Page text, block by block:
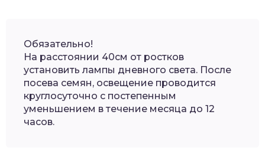
Обязательно!
На расстоянии 40см от ростков
установить лампы дневного света. После
посева семян, освещение проводится
круглосуточно с постепенным
уменьшением в течение месяца до 12
часов.